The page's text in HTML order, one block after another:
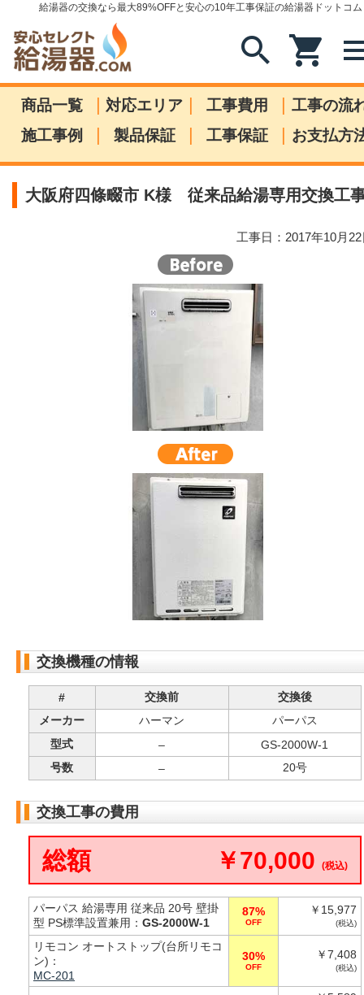
給湯器の交換なら最大89%OFFと安心の10年工事保証の給湯器ドットコム
search shopping_cart
商品一覧 | 対応エリア | 工事費用 | 工事の流
施工事例
| 製品保証 | 工事保証 | お支払方
大阪府四條畷市 K様 従来品給湯専用交換工
工事日：2017年10月
交換機種の情報
# 交換前
交換後
メーカー
ハーマン
パーパス
型式
–
GS-2000W-1
号数
– 20号
交換工事の費用
総額 ￥70,000 (税込)
パーパス 給湯専用 従来品 20号 壁掛
型 PS標準設置兼用： GS-2000W-1
87%
OFF
￥15,977
(税込)
リモコン オートストップ(台所リモコ
ン)：
MC-201
30%
OFF
￥7,408
(税込)